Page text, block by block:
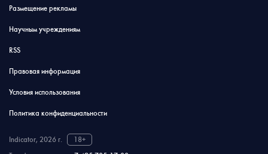
Размещение рекламы
Научным учреждениям
RSS
Правовая информация
Условия использования
Политика конфиденциальности
Indicator, 2026 г.
18+